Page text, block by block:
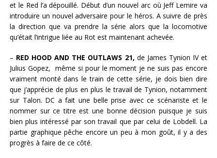
et le Red l’a dépouillé. Début d’un nouvel arc où Jeff Lemire va
introduire un nouvel adversaire pour le héros. A suivre de près
la direction que va prendre la série alors que la locomotive
qu’était l’intrigue liée au Rot est maintenant achevée.
– RED HOOD AND THE OUTLAWS 21, de James Tynion IV et
Julius Gopez, même si pour le moment je ne suis pas encore
vraiment monté dans le train de cette série, je dois bien dire
que j’apprécie de plus en plus le travail de Tynion, notamment
sur Talon. DC a fait une belle prise avec ce scénariste et le
nommer sur ce titre est une bonne décision puisque je suis
bien plus intéressé par son travail que par celui de Lobdell. La
partie graphique pêche encore un peu à mon goût, il y a des
progrès à faire de ce côté.